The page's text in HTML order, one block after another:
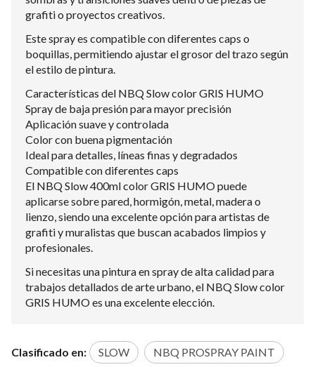
grafiti o proyectos creativos.
Este spray es compatible con diferentes caps o
boquillas, permitiendo ajustar el grosor del trazo según
el estilo de pintura.
Características del NBQ Slow color GRIS HUMO
Spray de baja presión para mayor precisión
Aplicación suave y controlada
Color con buena pigmentación
Ideal para detalles, líneas finas y degradados
Compatible con diferentes caps
El NBQ Slow 400ml color GRIS HUMO puede
aplicarse sobre pared, hormigón, metal, madera o
lienzo, siendo una excelente opción para artistas de
grafiti y muralistas que buscan acabados limpios y
profesionales.
Si necesitas una pintura en spray de alta calidad para
trabajos detallados de arte urbano, el NBQ Slow color
GRIS HUMO es una excelente elección.
Clasificado en: SLOW NBQ PROSPRAY PAINT